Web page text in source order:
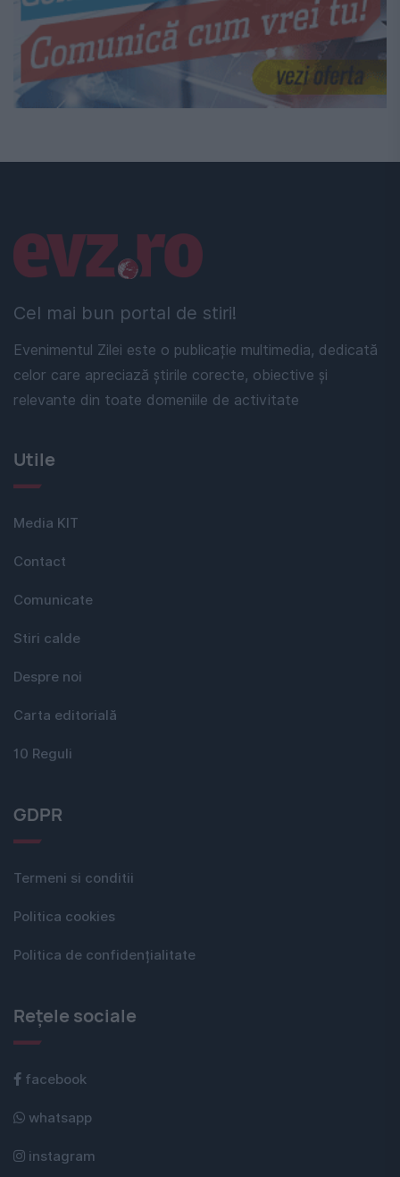
Cel mai bun portal de stiri!
Evenimentul Zilei este o publicație multimedia, dedicată
celor care apreciază știrile corecte, obiective și
relevante din toate domeniile de activitate
Linkuri utile
Utile
Media KIT
Contact
Comunicate
Stiri calde
Despre noi
Carta editorială
10 Reguli
GDPR
Termeni si conditii
Politica cookies
Politica de confidențialitate
Rețele sociale
facebook
whatsapp
instagram